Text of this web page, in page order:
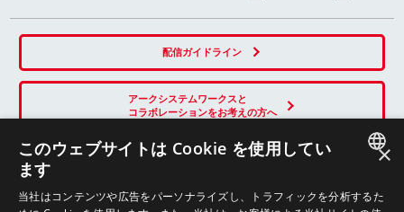
配信ガイドライン
アークシステムワークスと
コラボレーションをお考えの方へ
SNS
×
このウェブサイトは Cookie を使用してい
ます
当社はコンテンツや広告をパーソナライズし、トラフィックを分析するた